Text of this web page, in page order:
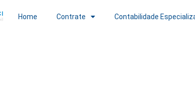
Home Contrate Contabilidade